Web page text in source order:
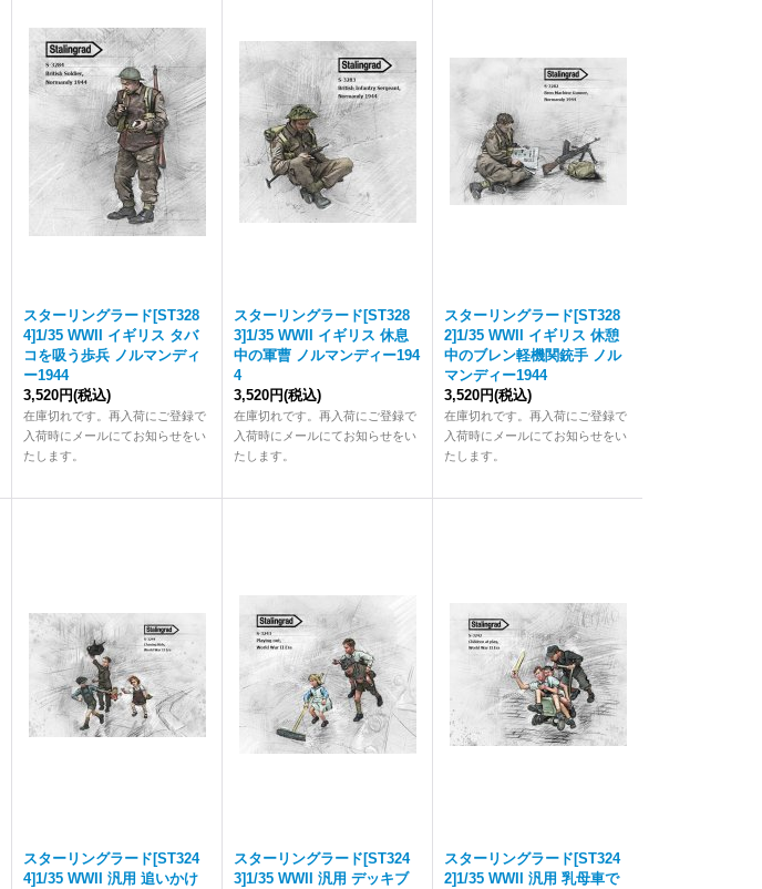
スターリングラード[ST328
4]1/35 WWII イギリス タバ
コを吸う歩兵 ノルマンディ
ー1944
3,520円(税込)
在庫切れです。再入荷にご登録で
入荷時にメールにてお知らせをい
たします。
スターリングラード[ST328
3]1/35 WWII イギリス 休息
中の軍曹 ノルマンディー194
4
3,520円(税込)
在庫切れです。再入荷にご登録で
入荷時にメールにてお知らせをい
たします。
スターリングラード[ST328
2]1/35 WWII イギリス 休憩
中のブレン軽機関銃手 ノル
マンディー1944
3,520円(税込)
在庫切れです。再入荷にご登録で
入荷時にメールにてお知らせをい
たします。
スターリングラード[ST324
4]1/35 WWII 汎用 追いかけ
スターリングラード[ST324
3]1/35 WWII 汎用 デッキブ
スターリングラード[ST324
2]1/35 WWII 汎用 乳母車で